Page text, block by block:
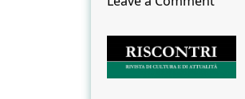
in
Irpinia